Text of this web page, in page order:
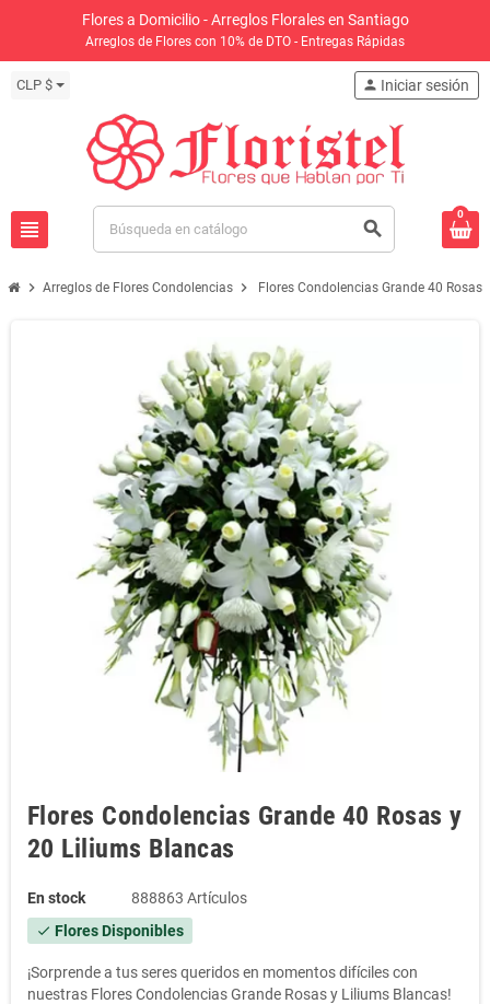
Flores a Domicilio - Arreglos Florales en Santiago
Arreglos de Flores con 10% de DTO - Entregas Rápidas
CLP $
view_headline search
person Iniciar sesión
0
chevron_right Arreglos de Flores Condolencias chevron_right Flores Condolencias Grande 40 Rosas
Flores Condolencias Grande 40 Rosas y
20 Liliums Blancas
En stock 888863 Artículos
check Flores Disponibles
¡Sorprende a tus seres queridos en momentos difíciles con
nuestras Flores Condolencias Grande Rosas y Liliums Blancas!